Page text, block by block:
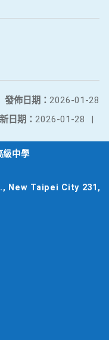
發佈日期： 2026-01-28
日期： 2026-01-28 |
級中學
New Taipei City 231,